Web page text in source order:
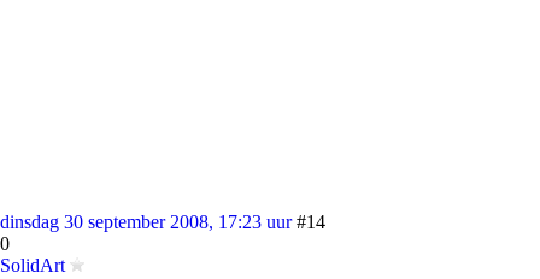
dinsdag 30 september 2008, 17:23 uur #14
0
SolidArt